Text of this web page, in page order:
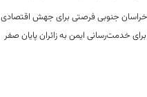
جنوبی فرصتی برای جهش اقتصادی
خدمت‌رسانی ایمن به زائران پایان صفر